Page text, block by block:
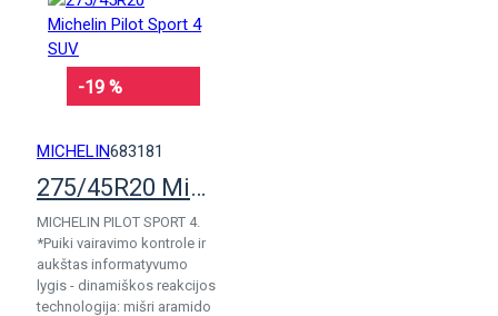
-19 %
MICHELIN683181
275/45R20 Michelin Pilot Sport 4 SUV
MICHELIN PILOT SPORT 4.
*Puiki vairavimo kontrole ir
aukštas informatyvumo
lygis - dinamiškos reakcijos
technologija: mišri aramido